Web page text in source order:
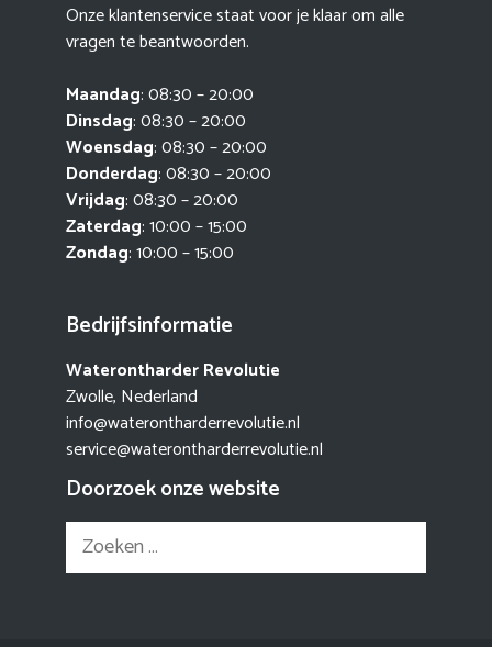
Onze klantenservice staat voor je klaar om alle
vragen te beantwoorden.
Maandag: 08:30 – 20:00
Dinsdag: 08:30 – 20:00
Woensdag: 08:30 – 20:00
Donderdag: 08:30 – 20:00
Vrijdag: 08:30 – 20:00
Zaterdag: 10:00 – 15:00
Zondag: 10:00 – 15:00
Bedrijfsinformatie
Waterontharder Revolutie
Zwolle, Nederland
info@waterontharderrevolutie.nl
service@waterontharderrevolutie.nl
Doorzoek onze website
Zoek
naar: